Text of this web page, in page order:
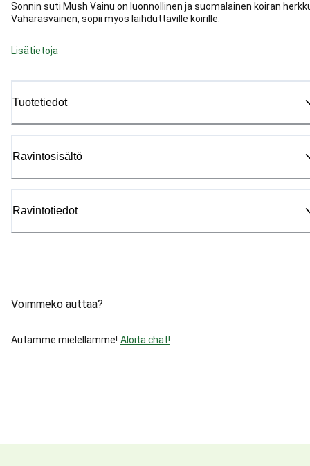
Sonnin suti Mush Vainu on luonnollinen ja suomalainen koiran
Vähärasvainen, sopii myös laihduttaville koirille.
Lisätietoja
Tuotetiedot
Ravintosisältö
Ravintotiedot
Voimmeko auttaa?
Autamme mielellämme! Aloita chat!